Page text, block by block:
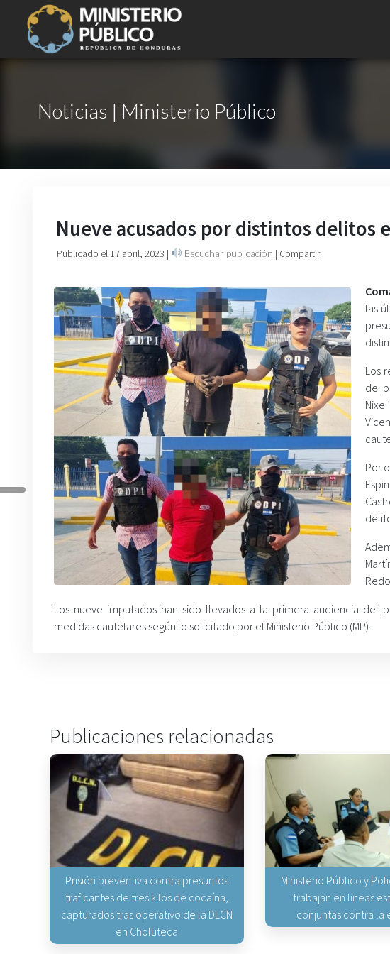
Noticias | Ministerio Público
Nueve acusados por distintos delitos
Publicado el 17 abril, 2023 | Escuchar publicación | Compartir
las
Los
de
Por
Los nueve imputados han sido llevados a la primera audiencia
medidas cautelares según lo solicitado por el Ministerio Público (MP).
Publicaciones relacionadas
Prisión preventiva contra presuntos
traficantes de tres kilos de cocaína,
capturados tras operativo de la DLCN
en Choluteca
Ministerio Público y
trabajan en líneas
conjuntas contra la